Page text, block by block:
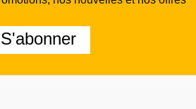
S'abonner